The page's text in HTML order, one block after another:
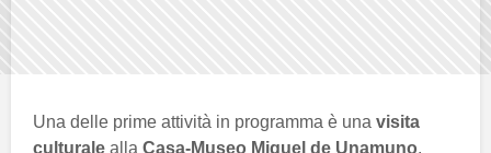
Una delle prime attività in programma è una visita
culturale alla Casa-Museo Miguel de Unamuno.